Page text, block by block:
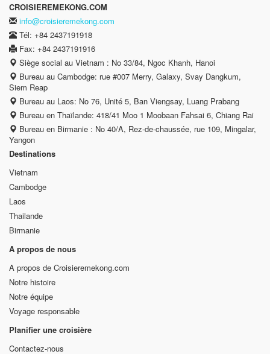
CROISIEREMEKONG.COM
info@croisieremekong.com
Tél: +84 2437191918
Fax: +84 2437191916
Siège social au Vietnam : No 33/84, Ngoc Khanh, Hanoi
Bureau au Cambodge: rue #007 Merry, Galaxy, Svay Dangkum,
Siem Reap
Bureau au Laos: No 76, Unité 5, Ban Viengsay, Luang Prabang
Bureau en Thaïlande: 418/41 Moo 1 Moobaan Fahsai 6, Chiang Rai
Bureau en Birmanie : No 40/A, Rez-de-chaussée, rue 109, Mingalar,
Yangon
Destinations
Vietnam
Cambodge
Laos
Thailande
Birmanie
A propos de nous
A propos de Croisieremekong.com
Notre histoire
Notre équipe
Voyage responsable
Planifier une croisière
Contactez-nous